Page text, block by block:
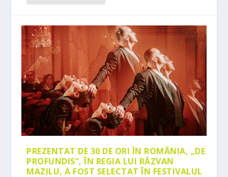
PREZENTAT DE 30 DE ORI ÎN ROMÂNIA, „DE
PROFUNDIS”, ÎN REGIA LUI RĂZVAN
MAZILU, A FOST SELECTAT ÎN FESTIVALUL